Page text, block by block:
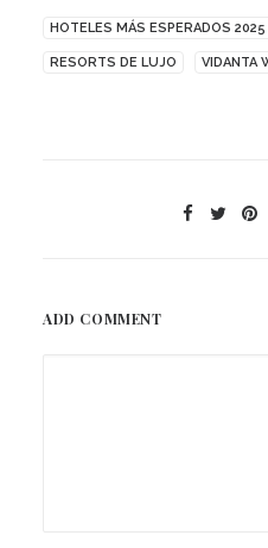
HOTELES MÁS ESPERADOS 2025
RESORTS DE LUJO VIDANTA
ADD COMMENT